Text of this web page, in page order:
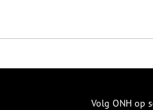
Volg ONH op